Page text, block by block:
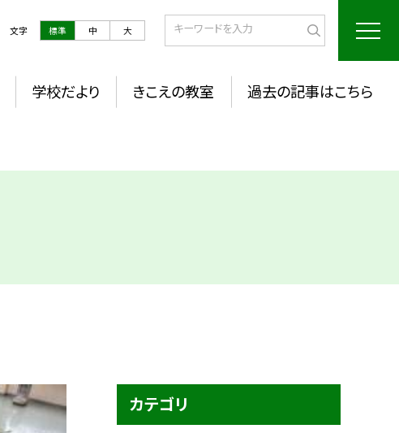
文字 標準 中 大
学校だより きこえの教室 過去の記事はこちら
カテゴリ